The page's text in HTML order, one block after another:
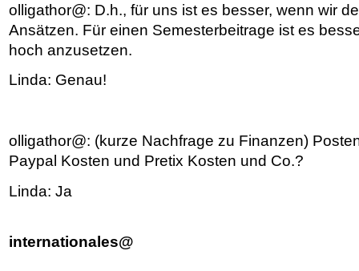
olligathor@: D.h., für uns ist es besser, wenn wir
Ansätzen. Für einen Semesterbeitrage ist es
hoch anzusetzen.
Linda: Genau!
olligathor@: (kurze Nachfrage zu Finanzen)
Paypal Kosten und Pretix Kosten und Co.?
Linda: Ja
internationales@